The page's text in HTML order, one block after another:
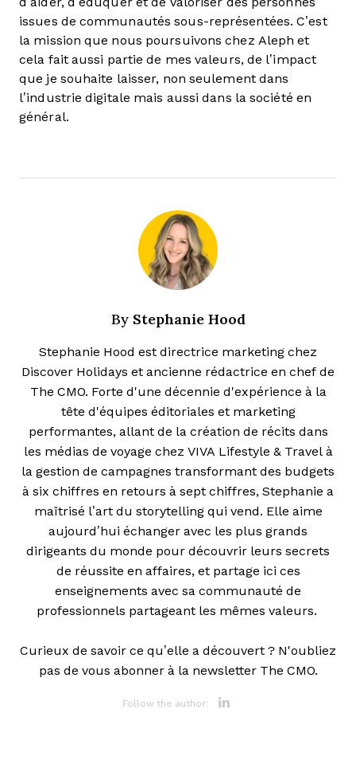
issues de communautés sous-représentées. C’est
la mission que nous poursuivons chez Aleph et
cela fait aussi partie de mes valeurs, de l’impact
que je souhaite laisser, non seulement dans
l’industrie digitale mais aussi dans la société en
général.
By Stephanie Hood
Stephanie Hood est directrice marketing chez
Discover Holidays et ancienne rédactrice en chef de
The CMO. Forte d'une décennie d'expérience à la
tête d'équipes éditoriales et marketing
performantes, allant de la création de récits dans
les médias de voyage chez VIVA Lifestyle & Travel à
la gestion de campagnes transformant des budgets
à six chiffres en retours à sept chiffres, Stephanie a
maîtrisé l’art du storytelling qui vend. Elle aime
aujourd’hui échanger avec les plus grands
dirigeants du monde pour découvrir leurs secrets
de réussite en affaires, et partage ici ces
enseignements avec sa communauté de
professionnels partageant les mêmes valeurs.
Curieux de savoir ce qu’elle a découvert ? N'oubliez
pas de vous abonner à la newsletter The CMO.
Follow the author: